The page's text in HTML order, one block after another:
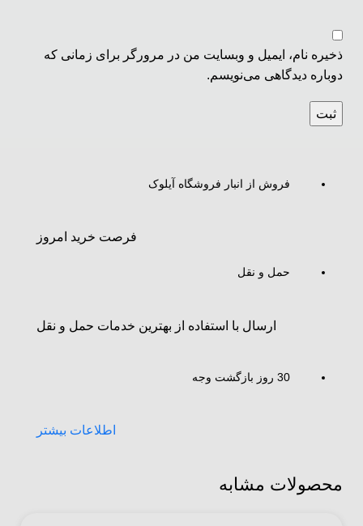
ذخیره نام، ایمیل و وبسایت من در مرورگر برای زمانی که
دوباره دیدگاهی می‌نویسم.
فروش از انبار فروشگاه آیلوک
فرصت خرید امروز
حمل و نقل
ارسال با استفاده از بهترین خدمات حمل و نقل
30 روز بازگشت وجه
اطلاعات بیشتر
محصولات مشابه